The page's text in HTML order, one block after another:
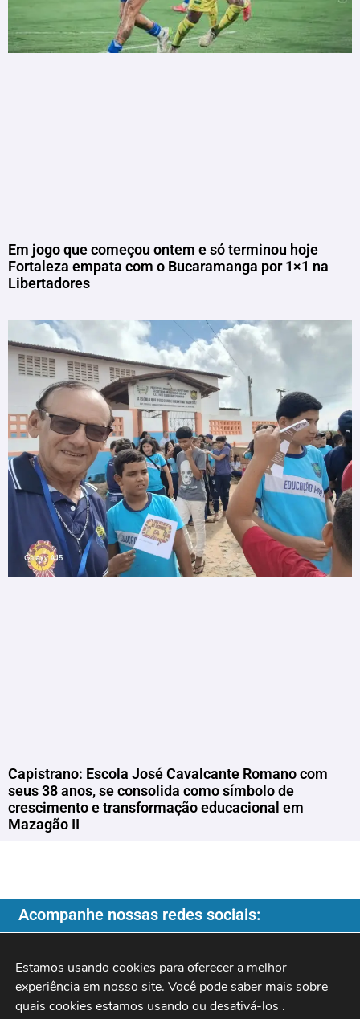
Em jogo que começou ontem e só terminou hoje
Fortaleza empata com o Bucaramanga por 1×1 na
Libertadores
Capistrano: Escola José Cavalcante Romano com
seus 38 anos, se consolida como símbolo de
crescimento e transformação educacional em
Mazagão II
Acompanhe nossas redes sociais:
Copyright ©️ 2026| Programa do Rochinha |
Estamos usando cookies para oferecer a melhor
experiência em nosso site. Você pode saber mais sobre
quais cookies estamos usando ou desativá-los .